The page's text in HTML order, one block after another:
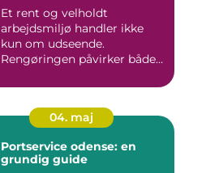
Et rent og velholdt
arbejdsmiljø handler ikke
kun om udseende.
Rengøringen påvirker både
04. maj
Portservice odense: en
grundig guide